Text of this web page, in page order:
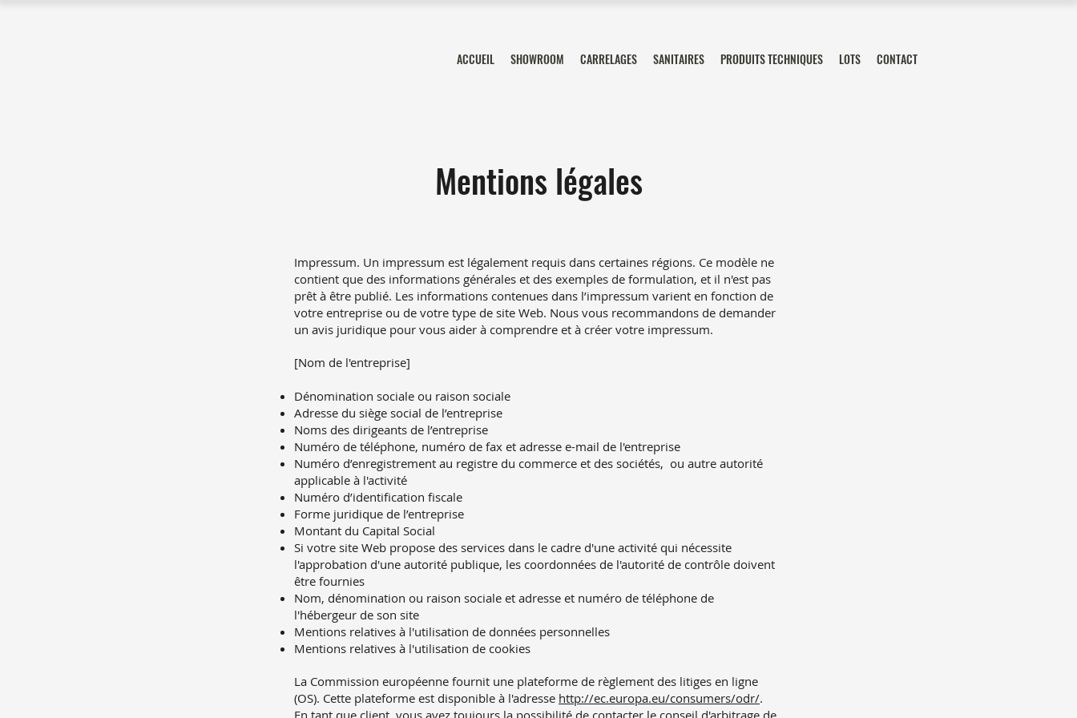
ACCUEIL SHOWROOM CARRELAGES SANITAIRES PRODUITS TECHNIQUES LOTS CONTACT
Mentions légales
Impressum. Un impressum est légalement requis dans certaines régions. Ce modèle ne
contient que des informations générales et des exemples de formulation, et il n'est pas
prêt à être publié. Les informations contenues dans l’impressum varient en fonction de
votre entreprise ou de votre type de site Web. Nous vous recommandons de demander
un avis juridique pour vous aider à comprendre et à créer votre impressum.
[Nom de l'entreprise]
Dénomination sociale ou raison sociale
Adresse du siège social de l’entreprise
Noms des dirigeants de l’entreprise
Numéro de téléphone, numéro de fax et adresse e-mail de l'entreprise
Numéro d’enregistrement au registre du commerce et des sociétés, ou autre autorité
applicable à l'activité
Numéro d’identification fiscale
Forme juridique de l’entreprise
Montant du Capital Social
Si votre site Web propose des services dans le cadre d'une activité qui nécessite
l'approbation d'une autorité publique, les coordonnées de l'autorité de contrôle doivent
être fournies
Nom, dénomination ou raison sociale et adresse et numéro de téléphone de
l'hébergeur de son site
Mentions relatives à l'utilisation de données personnelles
Mentions relatives à l'utilisation de cookies
La Commission européenne fournit une plateforme de règlement des litiges en ligne
(OS). Cette plateforme est disponible à l'adresse http://ec.europa.eu/consumers/odr/.
En tant que client, vous avez toujours la possibilité de contacter le conseil d'arbitrage de